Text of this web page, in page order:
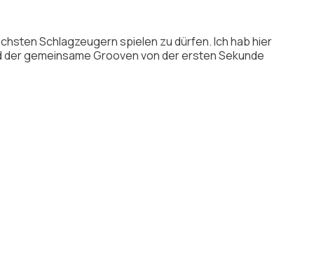
Schlagzeugern spielen zu dürfen. Ich hab hier
gemeinsame Grooven von der ersten Sekunde